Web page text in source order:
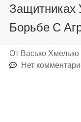
Защитниках
Борьбе С
От Васько Хмелько
Нет